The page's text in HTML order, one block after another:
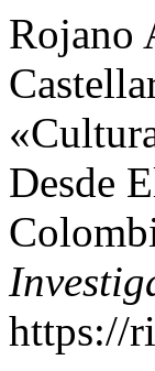
Rojano
Desde
https://